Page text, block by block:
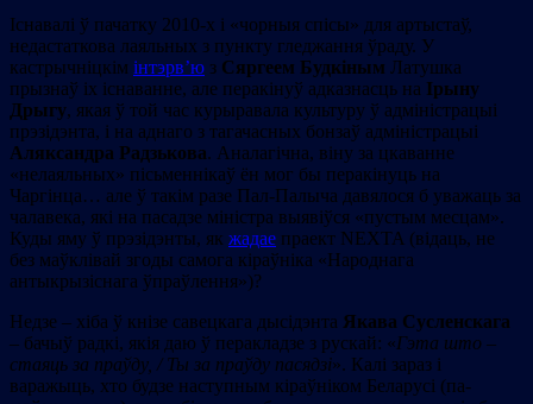
Існавалі ў пачатку 2010-х і «чорныя спісы» для артыстаў,
недастаткова лаяльных з пункту гледжання ўраду. У
кастрычніцкім інтэрв’ю з Сяргеем Будкіным Латушка
прызнаў іх існаванне, але перакінуў адказнасць на Ірыну
Дрыгу, якая ў той час курыравала культуру ў адміністрацыі
прэзідэнта, і на аднаго з тагачасных бонзаў адміністрацыі
Аляксандра Радзькова. Аналагічна, віну за цкаванне
«нелаяльных» пісьменнікаў ён мог бы перакінуць на
Чаргінца… але ў такім разе Пал-Палыча давялося б уважаць за
чалавека, які на пасадзе міністра выявіўся «пустым месцам».
Куды яму ў прэзідэнты, як жадае праект NEXTA (відаць, не
без маўклівай згоды самога кіраўніка «Народнага
антыкрызіснага ўпраўлення»)?
Недзе – хіба ў кнізе савецкага дысідэнта Якава Сусленскага
– бачыў радкі, якія даю ў перакладзе з рускай: «Гэта што –
стаяць за праўду, / Ты за праўду пасядзі». Калі зараз і
варажыць, хто будзе наступным кіраўніком Беларусі (па-